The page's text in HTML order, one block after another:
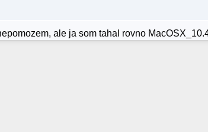
ale ja som tahal rovno